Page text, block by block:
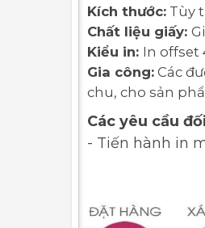
Kích thước: Tùy
Chất liệu giấy:
Kiểu in: In offset
Gia công: Các
chu, cho sản
Các yêu cầu
- Tiến hành in